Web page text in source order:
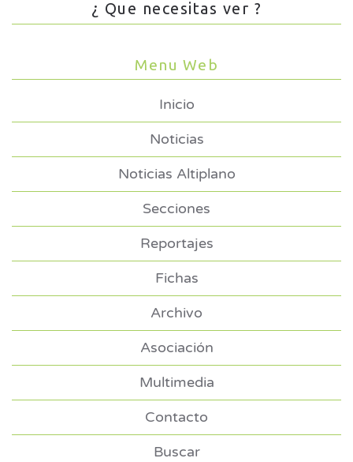
¿ Que necesitas ver ?
Menu Web
Inicio
Noticias
Noticias Altiplano
Secciones
Reportajes
Fichas
Archivo
Asociación
Multimedia
Contacto
Buscar